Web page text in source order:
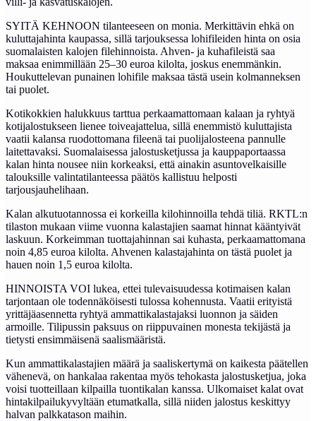
SYITÄ KEHNOON tilanteeseen on monia. Merkittävin ehkä on
kuluttajahinta kaupassa, sillä tarjouksessa lohifileiden hinta on osia
suomalaisten kalojen filehinnoista. Ahven- ja kuhafileistä saa
maksaa enimmillään 25–30 euroa kilolta, joskus enemmänkin.
Houkuttelevan punainen lohifile maksaa tästä usein kolmanneksen
tai puolet.
Kotikokkien halukkuus tarttua perkaamattomaan kalaan ja ryhtyä
kotijalostukseen lienee toiveajattelua, sillä enemmistö kuluttajista
vaatii kalansa ruodottomana fileenä tai puolijalosteena pannulle
laitettavaksi. Suomalaisessa jalostusketjussa ja kauppaportaassa
kalan hinta nousee niin korkeaksi, että ainakin asuntovelkaisille
talouksille valintatilanteessa päätös kallistuu helposti
tarjousjauhelihaan.
Kalan alkutuotannossa ei korkeilla kilohinnoilla tehdä tiliä. RKTL:n
tilaston mukaan viime vuonna kalastajien saamat hinnat kääntyivät
laskuun. Korkeimman tuottajahinnan sai kuhasta, perkaamattomana
noin 4,85 euroa kilolta. Ahvenen kalastajahinta on tästä puolet ja
hauen noin 1,5 euroa kilolta.
HINNOISTA VOI lukea, ettei tulevaisuudessa kotimaisen kalan
tarjontaan ole todennäköisesti tulossa kohennusta. Vaatii erityistä
yrittäjäasennetta ryhtyä ammattikalastajaksi luonnon ja säiden
armoille. Tilipussin paksuus on riippuvainen monesta tekijästä ja
tietysti ensimmäisenä saalismääristä.
Kun ammattikalastajien määrä ja saaliskertymä on kaikesta päätellen
vähenevä, on hankalaa rakentaa myös tehokasta jalostusketjua, joka
voisi tuotteillaan kilpailla tuontikalan kanssa. Ulkomaiset kalat ovat
hintakilpailukyvyltään etumatkalla, sillä niiden jalostus keskittyy
halvan palkkatason maihin.